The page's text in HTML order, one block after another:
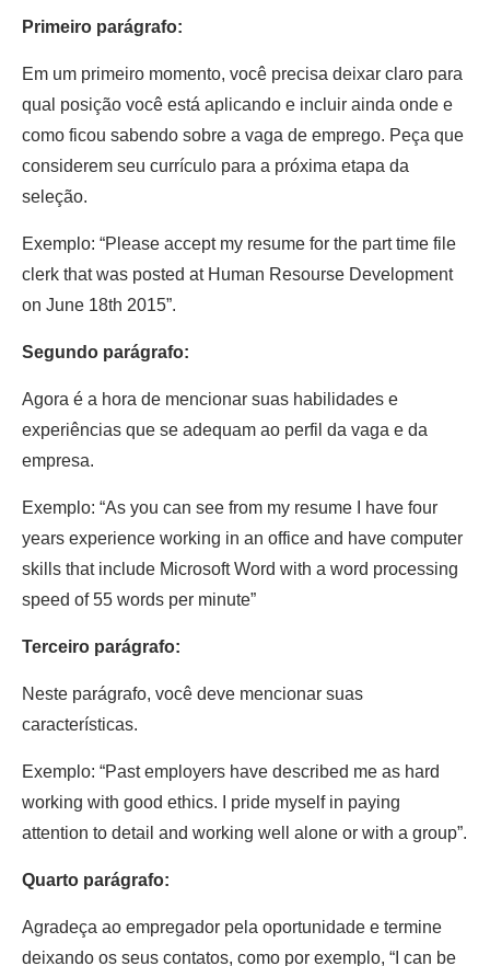
Primeiro parágrafo:
Em um primeiro momento, você precisa deixar claro para
qual posição você está aplicando e incluir ainda onde e
como ficou sabendo sobre a vaga de emprego. Peça que
considerem seu currículo para a próxima etapa da
seleção.
Exemplo: “Please accept my resume for the part time file
clerk that was posted at Human Resourse Development
on June 18th 2015”.
Segundo parágrafo:
Agora é a hora de mencionar suas habilidades e
experiências que se adequam ao perfil da vaga e da
empresa.
Exemplo: “As you can see from my resume I have four
years experience working in an office and have computer
skills that include Microsoft Word with a word processing
speed of 55 words per minute”
Terceiro parágrafo:
Neste parágrafo, você deve mencionar suas
características.
Exemplo: “Past employers have described me as hard
working with good ethics. I pride myself in paying
attention to detail and working well alone or with a group”.
Quarto parágrafo:
Agradeça ao empregador pela oportunidade e termine
deixando os seus contatos, como por exemplo, “I can be